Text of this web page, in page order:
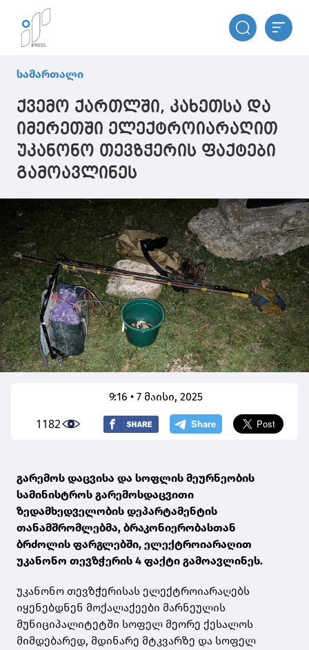
სამართალი
ქვემო ქართლში, კახეთსა და
იმერეთში ელექტროიარაღით
უკანონო თევზჭერის ფაქტები
გამოავლინეს
9:16 • 7 მაისი, 2025
1182
გარემოს დაცვისა და სოფლის მეურნეობის
სამინისტროს გარემოსდაცვითი
ზედამხედველობის დეპარტამენტის
თანამშრომლებმა, ბრაკონიერობასთან
ბრძოლის ფარგლებში, ელექტროიარაღით
უკანონო თევზჭერის 4 ფაქტი გამოავლინეს.
უკანონო თევზჭერისას ელექტროიარაღებს
იყენებდნენ მოქალაქეები მარნეულის
მუნიციპალიტეტში სოფელ მეორე ქესალოს
მიმდებარედ, მდინარე მტკვარზე და სოფელ